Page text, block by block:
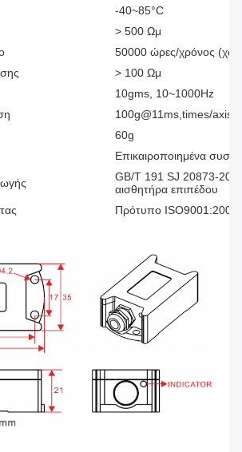
-40~85°C
> 500 Ωμ
50000 ώρες/χρόνος
> 100 Ωμ
10gms, 10~1000Hz
100g@11ms,times/axis
60g
Επικαιροποιημένα
GB/T 191 SJ 20873-2003
αισθητήρα επιπέδου
Πρότυπο ISO9001:2008